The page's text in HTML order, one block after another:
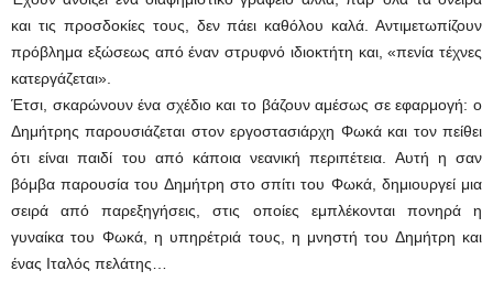
και τις προσδοκίες τους, δεν πάει καθόλου καλά. Αντιμετωπίζουν
πρόβλημα εξώσεως από έναν στρυφνό ιδιοκτήτη και, «πενία τέχνες
κατεργάζεται».
Έτσι, σκαρώνουν ένα σχέδιο και το βάζουν αμέσως σε εφαρμογή: ο
Δημήτρης παρουσιάζεται στον εργοστασιάρχη Φωκά και τον πείθει
ότι είναι παιδί του από κάποια νεανική περιπέτεια. Αυτή η σαν
βόμβα παρουσία του Δημήτρη στο σπίτι του Φωκά, δημιουργεί μια
σειρά από παρεξηγήσεις, στις οποίες εμπλέκονται πονηρά η
γυναίκα του Φωκά, η υπηρέτριά τους, η μνηστή του Δημήτρη και
ένας Ιταλός πελάτης…